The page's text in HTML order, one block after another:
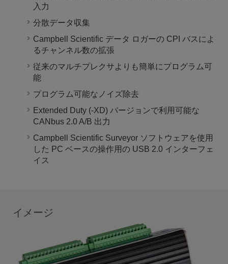
入力
分散データ収集
Campbell Scientific データ ロガーの CPI バスによ
るチャンネル数の拡張
従来のマルチプレクサよりも簡単にプログラム可
能
プログラム可能なノイズ除去
Extended Duty (-XD) バージョンで利用可能な
CANbus 2.0 A/B 出力
Campbell Scientific Surveyor ソフトウェアを使用
した PC ベースの操作用の USB 2.0 インターフェ
イス
イメージ